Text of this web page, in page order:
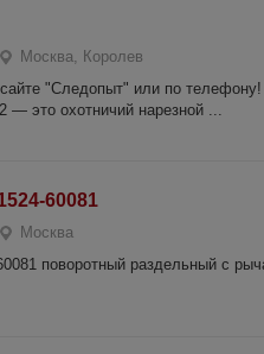
Москва, Королев
"Следопыт" или по
— это охотничий нарезной ...
60081
Москва
поворотный раздельный с